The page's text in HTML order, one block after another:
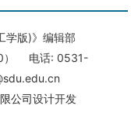
学版)》编辑部
） 电话: 0531-
公司设计开发